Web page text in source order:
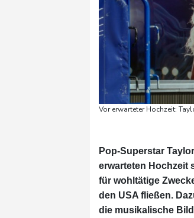
Vor erwarteter Hochzeit:
Pop-Superstar
erwarteten Hochzeit
für wohltätige
den USA fließen.
die musikalische